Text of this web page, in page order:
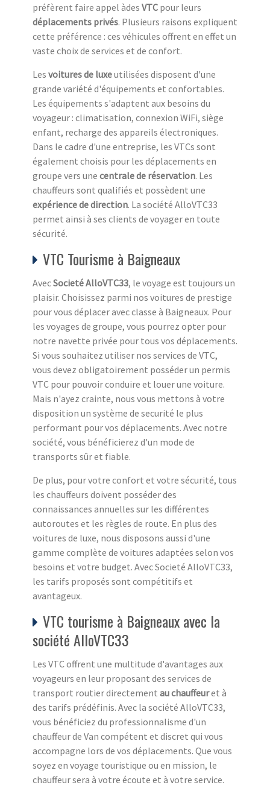
préfèrent faire appel àdes VTC pour leurs
déplacements privés. Plusieurs raisons expliquent
cette préférence : ces véhicules offrent en effet un
vaste choix de services et de confort.
Les voitures de luxeutilisées disposent d'une
grande variété d'équipements et confortables.
Les équipements s'adaptent aux besoins du
voyageur : climatisation, connexion WiFi, siège
enfant, recharge des appareils électroniques.
Dans le cadre d'une entreprise, les VTCs sont
également choisis pour les déplacements en
groupe vers une centrale de réservation. Les
chauffeurs sont qualifiés et possèdent une
expérience de direction. La société AlloVTC33
permet ainsi à ses clients de voyager en toute
sécurité.
VTC Tourisme à Baigneaux
AvecSocieté AlloVTC33, le voyage est toujours un
plaisir. Choisissez parmi nos voitures de prestige
pour vous déplacer avec classe à Baigneaux. Pour
les voyages de groupe, vous pourrez opter pour
notre navette privée pour tous vos déplacements.
Si vous souhaitez utiliser nos services de VTC,
vous devez obligatoirement posséder un permis
VTC pour pouvoir conduire et louer une voiture.
Mais n'ayez crainte, nous vous mettons à votre
disposition un système de securité le plus
performant pour vos déplacements. Avec notre
société, vous bénéficierez d'un mode de
transports sûr et fiable.
De plus, pour votre confort et votre sécurité, tous
les chauffeurs doivent posséder des
connaissances annuelles sur les différentes
autoroutes et les règles de route. En plus des
voitures de luxe, nous disposons aussi d'une
gamme complète de voitures adaptées selon vos
besoins et votre budget. Avec Societé AlloVTC33,
les tarifs proposés sont compétitifs et
avantageux.
VTC tourisme à Baigneaux avec la
société AlloVTC33
Les VTC offrent une multitude d'avantages aux
voyageurs en leur proposant des services de
transport routier directement au chauffeuret à
des tarifs prédéfinis. Avec la société AlloVTC33,
vous bénéficiez du professionnalisme d'un
chauffeur de Van compétent et discret qui vous
accompagne lors de vos déplacements. Que vous
soyez en voyage touristique ou en mission, le
chauffeur sera à votre écoute et à votre service.